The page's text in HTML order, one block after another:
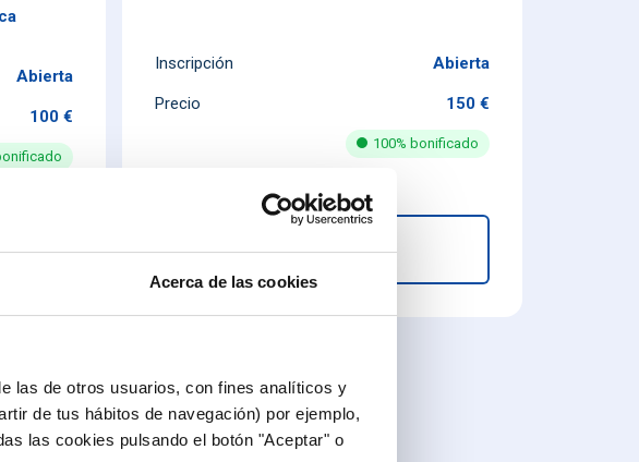
Acerca de las cookies
las de otros usuarios, con fines analíticos y
de tus hábitos de navegación) por ejemplo,
las cookies pulsando el botón "Aceptar" o
Abierta
100 €
Inscripción Abierta
Precio 150 €
100% bonificado
Inscripción